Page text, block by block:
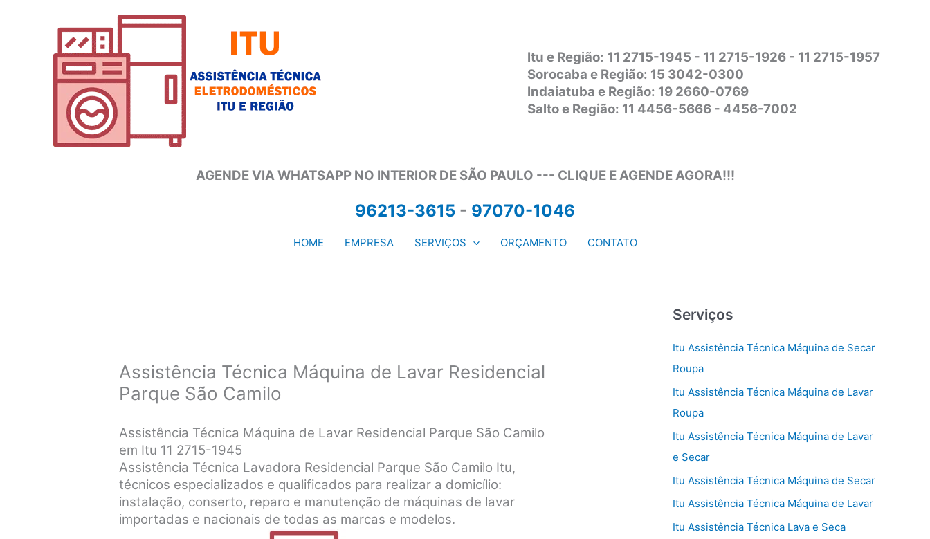
Itu e Região: 11 2715-1945 - 11 2715-1926 - 11 2715-1957
Sorocaba e Região: 15 3042-0300
Indaiatuba e Região: 19 2660-0769
Salto e Região: 11 4456-5666 - 4456-7002
AGENDE VIA WHATSAPP NO INTERIOR DE SÃO PAULO --- CLIQUE E AGENDE AGORA!!!
96213-3615 - 97070-1046
HOME EMPRESA SERVIÇOS ORÇAMENTO CONTATO
Assistência Técnica Máquina de Lavar Residencial
Parque São Camilo
Assistência Técnica Máquina de Lavar Residencial Parque São Camilo
em Itu 11 2715-1945
Assistência Técnica Lavadora Residencial Parque São Camilo Itu,
técnicos especializados e qualificados para realizar a domicílio:
instalação, conserto, reparo e manutenção de máquinas de lavar
importadas e nacionais de todas as marcas e modelos.
Serviços
Itu Assistência Técnica Máquina de Secar
Roupa
Itu Assistência Técnica Máquina de Lavar
Roupa
Itu Assistência Técnica Máquina de Lavar
e Secar
Itu Assistência Técnica Máquina de Secar
Itu Assistência Técnica Máquina de Lavar
Itu Assistência Técnica Lava e Seca